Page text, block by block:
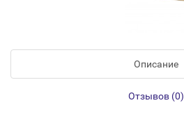
Описание
Отзывов (0)